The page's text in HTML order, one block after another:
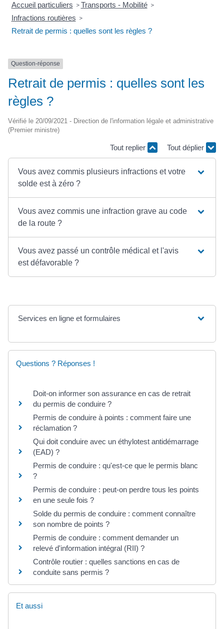
Accueil particuliers > Transports - Mobilité >
Infractions routières >
Retrait de permis : quelles sont les règles ?
Question-réponse
Retrait de permis : quelles sont les
règles ?
Vérifié le 20/09/2021 - Direction de l'information légale et administrative
(Premier ministre)
Tout replier Tout déplier
Vous avez commis plusieurs infractions et votre
solde est à zéro ?
Vous avez commis une infraction grave au code
de la route ?
Vous avez passé un contrôle médical et l'avis
est défavorable ?
Services en ligne et formulaires
Questions ? Réponses !
Doit-on informer son assurance en cas de retrait
du permis de conduire ?
Permis de conduire à points : comment faire une
réclamation ?
Qui doit conduire avec un éthylotest antidémarrage
(EAD) ?
Permis de conduire : qu'est-ce que le permis blanc
?
Permis de conduire : peut-on perdre tous les points
en une seule fois ?
Solde du permis de conduire : comment connaître
son nombre de points ?
Permis de conduire : comment demander un
relevé d'information intégral (RII) ?
Contrôle routier : quelles sanctions en cas de
conduite sans permis ?
Et aussi